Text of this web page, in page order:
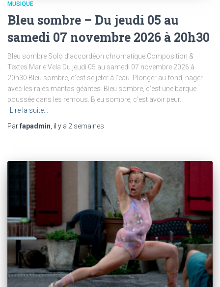
MUSIQUE
Bleu sombre – Du jeudi 05 au
samedi 07 novembre 2026 à 20h30
Bleu sombre Solo d’accordéon chromatique Composition &
Textes Marie Vela Du jeudi 05 au samedi 07 novembre 2026 à
20h30 Bleu sombre, c’est se jeter à l’eau. Plonger au fond, nager
avec les raies mantas géantes. Bleu sombre, c’est une barque
poussée dans les remous. Bleu sombre, c’est avoir peur.
Lire la suite…
Parfapadmin, il y a 2 semaines